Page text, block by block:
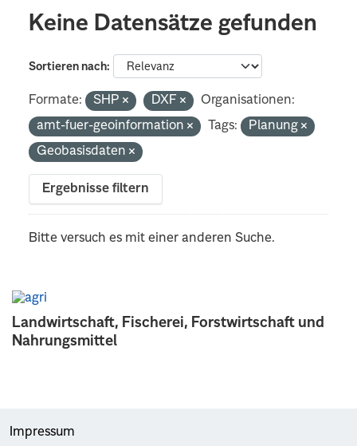
Landwirtschaft, Fischerei, Forstwirtschaft und
Nahrungsmittel
Keine Datensätze gefunden
Sortieren nach
Formate: SHP DXF
Organisationen:
amt-fuer-geoinformation
Tags:
Planung
Geobasisdaten
Ergebnisse filtern
Bitte versuch es mit einer anderen Suche.
Impressum